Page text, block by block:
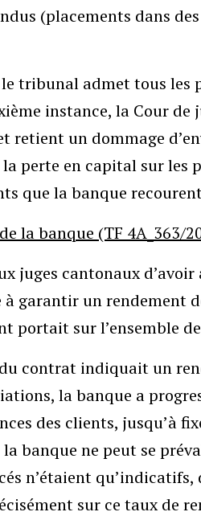
(placements dans
tribunal admet tous les
instance, la Cour de
retient un dommage
perte en capital sur les
que la banque
la banque (TF 4A_363/
juges cantonaux
à garantir un rendement
portait sur l’ensemble
contrat indiquait un
la banque a
des clients, jusqu’à
la banque ne peut se
n’étaient qu’indicatifs,
sur ce taux de